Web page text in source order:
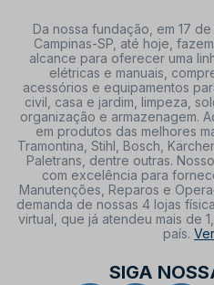
Da nossa fundação, em 17
Campinas-SP, até hoje,
alcance para oferecer uma
elétricas e manuais,
acessórios e equipamentos
civil, casa e jardim, limpeza,
organização e armazenagem.
em produtos das melhores
Tramontina, Stihl, Bosch,
Paletrans, dentre outras.
com excelência para
Manutenções, Reparos e
demanda de nossas 4 lojas
virtual, que já atendeu mais de
país.
SIGA